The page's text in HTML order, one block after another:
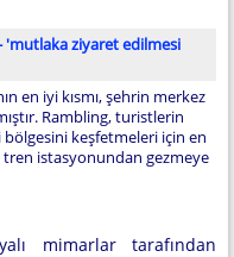
'mutlaka ziyaret edilmesi
en iyi kısmı, şehrin merkez
Rambling, turistlerin
keşfetmeleri için en
istasyonundan gezmeye
mimarlar tarafından